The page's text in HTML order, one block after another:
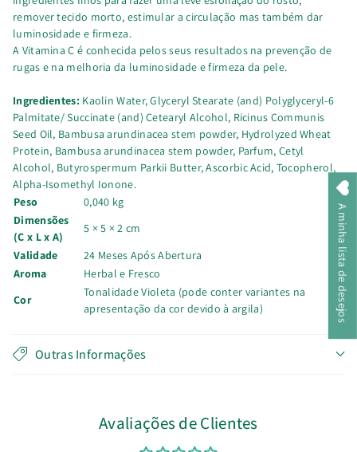
remover tecido morto, estimular a circulação mas também dar
luminosidade e firmeza.
A Vitamina C é conhecida pelos seus resultados na prevenção de
rugas e na melhoria da luminosidade e firmeza da pele.
Ingredientes: Kaolin Water, Glyceryl Stearate (and) Polyglyceryl-6
Palmitate/ Succinate (and) Cetearyl Alcohol, Ricinus Communis
Seed Oil, Bambusa arundinacea stem powder, Hydrolyzed Wheat
Protein, Bambusa arundinacea stem powder, Parfum, Cetyl
Alcohol, Butyrospermum Parkii Butter, Ascorbic Acid, Tocopherol,
Alpha-Isomethyl Ionone.
Peso
0,040 kg
Dimensões
(C x L x A)
5 × 5 × 2 cm
Validade
24 Meses Após Abertura
Aroma
Herbal e Fresco
Cor
Tonalidade Violeta (pode conter variantes na
apresentação da cor devido à argila)
Outras Informações
Avaliações de Clientes
A minha lista de desejos